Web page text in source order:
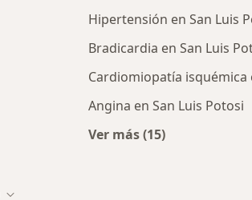
Hipertensión en San Luis
Bradicardia en San Luis
Cardiomiopatía isquémica
Angina en San Luis Potosi
Ver más (15)
Cambiar de ciudad